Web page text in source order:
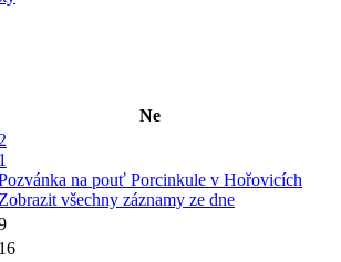
Ne
2
1
na pouť Porcinkule v Hořovicích
Zobrazit všechny záznamy ze dne
16